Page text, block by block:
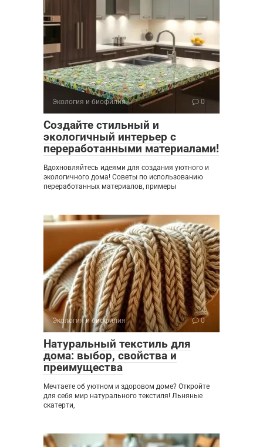
Экология и биофилия 0
Создайте стильный и
экологичный интерьер с
переработанными материалами!
Вдохновляйтесь идеями для создания уютного и
экологичного дома! Советы по использованию
переработанных материалов, примеры
Экология и биофилия 0
Натуральный текстиль для
дома: выбор, свойства и
преимущества
Мечтаете об уютном и здоровом доме? Откройте
для себя мир натурального текстиля! Льняные
скатерти,